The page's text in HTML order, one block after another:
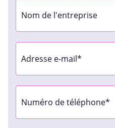
Nom
de
l'entreprise
l'entreprise
Adresse
e-
mail
Téléphone